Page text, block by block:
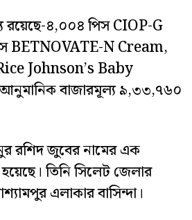
রয়েছে-৪,০০৪ পিস CIOP-G
BETNOVATE-N Cream,
Johnson’s Baby
বাজারমূল্য ৯,৩৩,৭৬০
রশিদ জুবের নামের এক
তিনি সিলেট জেলার
এলাকার বাসিন্দা।